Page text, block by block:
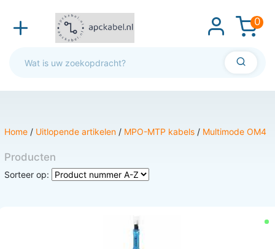
0
Home / Uitlopende artikelen / MPO-MTP kabels / Multimode OM4
Producten
Sorteer op: